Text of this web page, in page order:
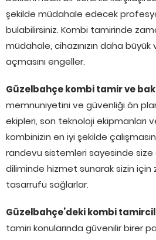
şekilde müdahale edecek
bulabilirsiniz. Kombi tamirinde
müdahale, cihazınızın daha
açmasını engeller.
Güzelbahçe kombi tamir ve
memnuniyetini ve güvenliği ön
ekipleri, son teknoloji ekipmanları
kombinizin en iyi şekilde
randevu sistemleri sayesinde
diliminde hizmet sunarak sizin için
tasarrufu sağlarlar.
Güzelbahçe’deki kombi
tamiri konularında güvenilir birer